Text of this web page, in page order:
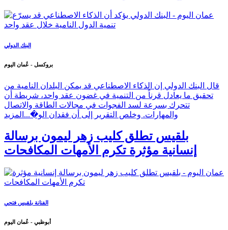
البنك الدولي
بروكسل - عُمان اليوم
قال البنك الدولي إن الذكاء الاصطناعي قد يمكن البلدان النامية من
تحقيق ما يعادل قرناً من التنمية في غضون عقد واحد، شريطة أن
تتحرك بسرعة لسد الفجوات في مجالات الطاقة والاتصال
والمهارات. وخلص التقرير إلى أن فقدان الو�... المزيد
بلقيس تطلق كليب زهر ليمون برسالة
إنسانية مؤثرة تكرم الأمهات المكافحات
الفنانة بلقيس فتحي
أبوظبي - عُمان اليوم